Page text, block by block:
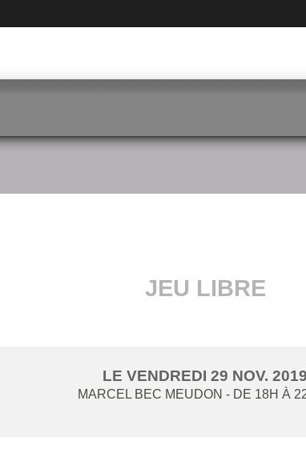
JEU LIBRE
LE VENDREDI 29 NOV. 2019
MARCEL BEC MEUDON - DE 18H À